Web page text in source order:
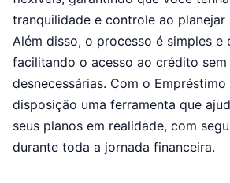
tranquilidade e controle ao planejar
Além disso, o processo é simples e
facilitando o acesso ao crédito
desnecessárias. Com o
disposição uma ferramenta que
seus planos em realidade, com
durante toda a jornada financeira.